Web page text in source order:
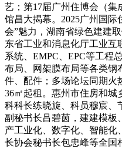
艺；第17届广州住博会（
馆昌大揭幕。2025广州国际
会”魅力，湖南省绿色建建
东省工业和消息化厅工业互
系统、EMPC、EPC等工程
布局、网架膜布局等各类钢
件、配件；多场论坛同期火
36㎡起租。惠州市住房和
科科长练晓旋、科员穆宸、
副秘书长吕碧茵，建建模板
产工业化、数字化、智能化
长协会秘书长包忠峰等全国